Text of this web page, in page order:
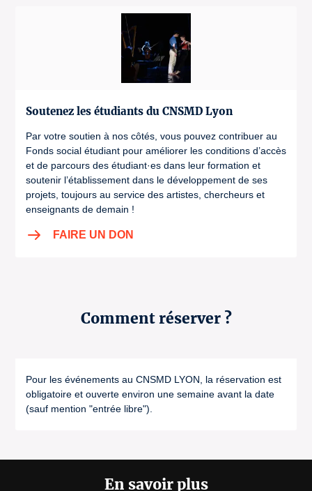
Soutenez les étudiants du CNSMD Lyon
Par votre soutien à nos côtés, vous pouvez contribuer au
Fonds social étudiant pour améliorer les conditions d’accès
et de parcours des étudiant·es dans leur formation et
soutenir l’établissement dans le développement de ses
projets, toujours au service des artistes, chercheurs et
enseignants de demain !
FAIRE UN DON
Comment réserver ?
Pour les événements au CNSMD LYON, la réservation est
obligatoire et ouverte environ une semaine avant la date
(sauf mention "entrée libre").
En savoir plus